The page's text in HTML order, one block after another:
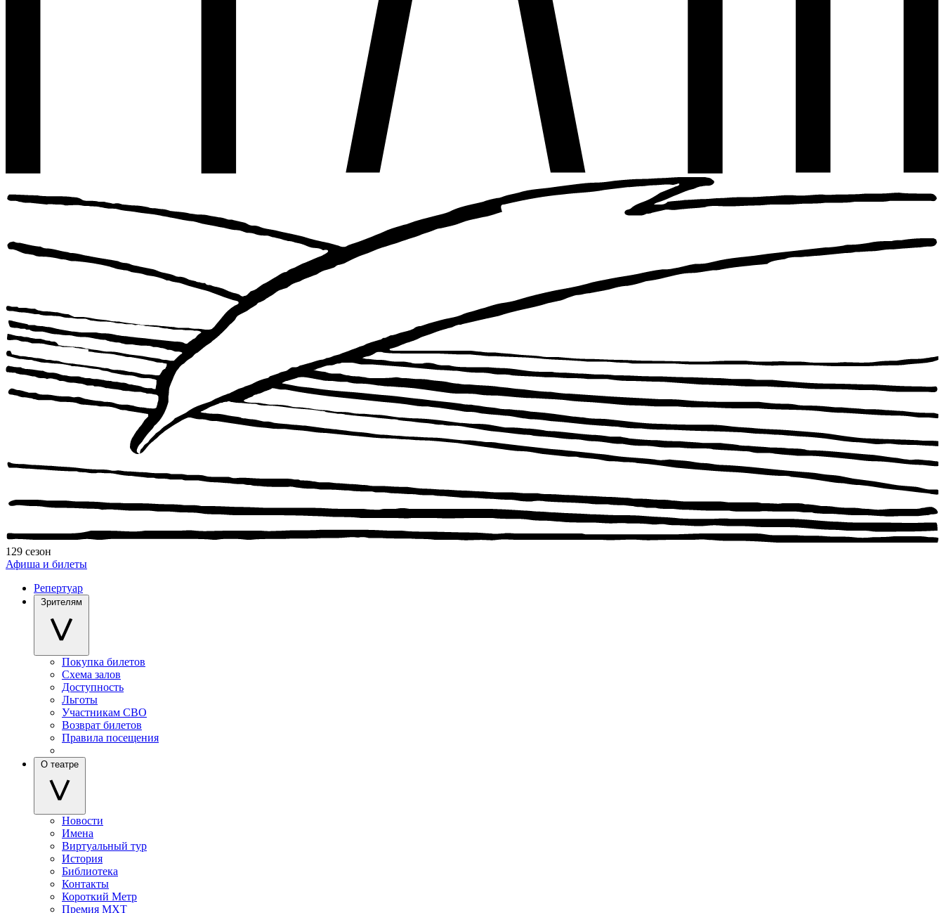
129 сезон
Афиша и билеты
Репертуар
Зрителям
Покупка билетов
Схема залов
Доступность
Льготы
Участникам СВО
Возврат билетов
Правила посещения
О театре
Новости
Имена
Виртуальный тур
История
Библиотека
Контакты
Короткий Метр
Премия МХТ